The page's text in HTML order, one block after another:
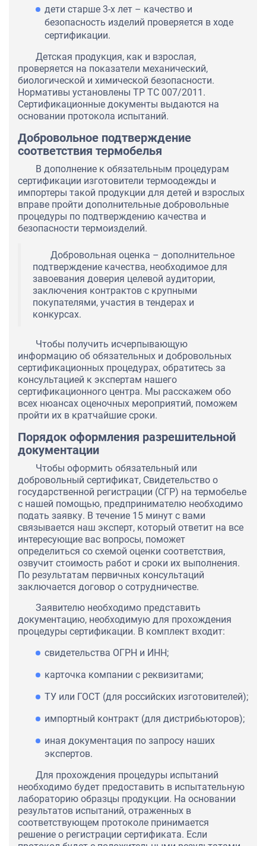
дети старше 3-х лет – качество и
безопасность изделий проверяется в ходе
сертификации.
Детская продукция, как и взрослая,
проверяется на показатели механический,
биологической и химической безопасности.
Нормативы установлены ТР ТС 007/2011.
Сертификационные документы выдаются на
основании протокола испытаний.
Добровольное подтверждение
соответствия термобелья
В дополнение к обязательным процедурам
сертификации изготовители термоодежды и
импортеры такой продукции для детей и взрослых
вправе пройти дополнительные добровольные
процедуры по подтверждению качества и
безопасности термоизделий.
Добровольная оценка – дополнительное
подтверждение качества, необходимое для
завоевания доверия целевой аудитории,
заключения контрактов с крупными
покупателями, участия в тендерах и
конкурсах.
Чтобы получить исчерпывающую
информацию об обязательных и добровольных
сертификационных процедурах, обратитесь за
консультацией к экспертам нашего
сертификационного центра. Мы расскажем обо
всех нюансах оценочных мероприятий, поможем
пройти их в кратчайшие сроки.
Порядок оформления разрешительной
документации
Чтобы оформить обязательный или
добровольный сертификат, Свидетельство о
государственной регистрации (СГР) на термобелье
с нашей помощью, предпринимателю необходимо
подать заявку. В течение 15 минут с вами
связывается наш эксперт, который ответит на все
интересующие вас вопросы, поможет
определиться со схемой оценки соответствия,
озвучит стоимость работ и сроки их выполнения.
По результатам первичных консультаций
заключается договор о сотрудничестве.
Заявителю необходимо представить
документацию, необходимую для прохождения
процедуры сертификации. В комплект входит:
свидетельства ОГРН и ИНН;
карточка компании с реквизитами;
ТУ или ГОСТ (для российских изготовителей);
импортный контракт (для дистрибьюторов);
иная документация по запросу наших
экспертов.
Для прохождения процедуры испытаний
необходимо будет предоставить в испытательную
лабораторию образцы продукции. На основании
результатов испытаний, отраженных в
соответствующем протоколе принимается
решение о регистрации сертификата. Если